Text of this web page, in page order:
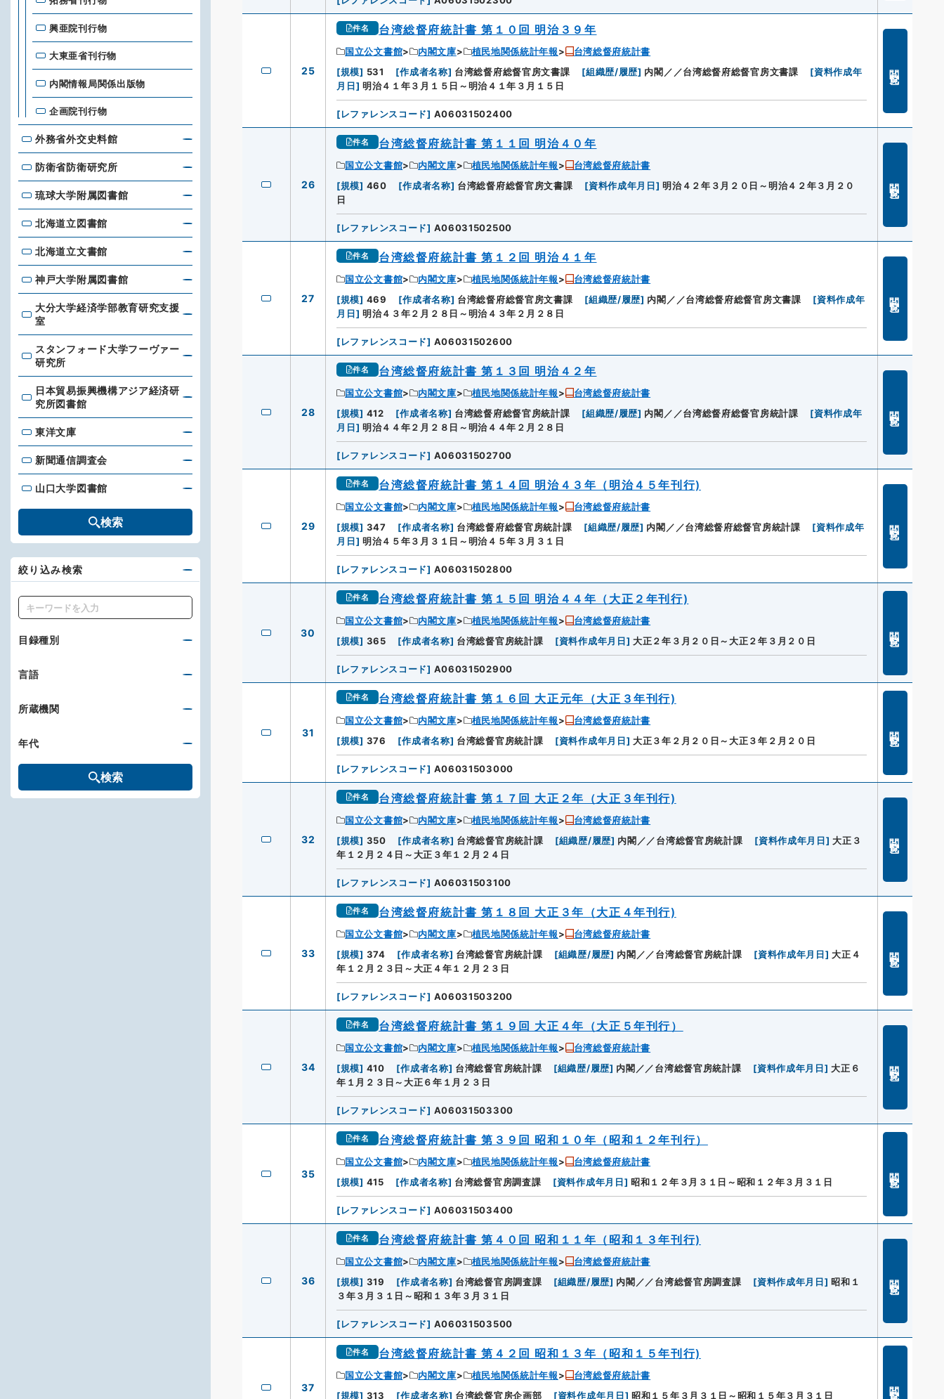
25
件名 台湾総督府統計書 第１０回 明治３９年
国立公文書館 内閣文庫 植民地関係統計年報
台湾総督府統計書
[規模] 531 [作成者名称] 台湾総督府総督官房文書課 [組織歴/履歴] 内閣／／台湾総督府総督官房文書課 [資料作成年
月日] 明治４１年３月１５日～明治４１年３月１５日
[レファレンスコード] A06031502400
26
件名 台湾総督府統計書 第１１回 明治４０年
国立公文書館 内閣文庫 植民地関係統計年報
台湾総督府統計書
[規模] 460 [作成者名称] 台湾総督府総督官房文書課 [資料作成年月日] 明治４２年３月２０日～明治４２年３月２０
日
[レファレンスコード] A06031502500
27
件名 台湾総督府統計書 第１２回 明治４１年
国立公文書館 内閣文庫 植民地関係統計年報
台湾総督府統計書
[規模] 469 [作成者名称] 台湾総督府総督官房文書課 [組織歴/履歴] 内閣／／台湾総督府総督官房文書課 [資料作成年
月日] 明治４３年２月２８日～明治４３年２月２８日
[レファレンスコード] A06031502600
28
件名 台湾総督府統計書 第１３回 明治４２年
国立公文書館 内閣文庫 植民地関係統計年報
台湾総督府統計書
[規模] 412 [作成者名称] 台湾総督府総督官房統計課 [組織歴/履歴] 内閣／／台湾総督府総督官房統計課 [資料作成年
月日] 明治４４年２月２８日～明治４４年２月２８日
[レファレンスコード] A06031502700
29
件名 台湾総督府統計書 第１４回 明治４３年（明治４５年刊行)
国立公文書館 内閣文庫 植民地関係統計年報
台湾総督府統計書
[規模] 347 [作成者名称] 台湾総督府総督官房統計課 [組織歴/履歴] 内閣／／台湾総督府総督官房統計課 [資料作成年
月日] 明治４５年３月３１日～明治４５年３月３１日
[レファレンスコード] A06031502800
30
件名 台湾総督府統計書 第１５回 明治４４年（大正２年刊行)
国立公文書館 内閣文庫 植民地関係統計年報
台湾総督府統計書
[規模] 365 [作成者名称] 台湾総督官房統計課 [資料作成年月日] 大正２年３月２０日～大正２年３月２０日
[レファレンスコード] A06031502900
31
件名 台湾総督府統計書 第１６回 大正元年（大正３年刊行)
国立公文書館 内閣文庫 植民地関係統計年報
台湾総督府統計書
[規模] 376 [作成者名称] 台湾総督官房統計課 [資料作成年月日] 大正３年２月２０日～大正３年２月２０日
[レファレンスコード] A06031503000
32
件名 台湾総督府統計書 第１７回 大正２年（大正３年刊行)
国立公文書館 内閣文庫 植民地関係統計年報
台湾総督府統計書
[規模] 350 [作成者名称] 台湾総督官房統計課 [組織歴/履歴] 内閣／／台湾総督官房統計課 [資料作成年月日] 大正３
年１２月２４日～大正３年１２月２４日
[レファレンスコード] A06031503100
33
件名 台湾総督府統計書 第１８回 大正３年（大正４年刊行)
国立公文書館 内閣文庫 植民地関係統計年報
台湾総督府統計書
[規模] 374 [作成者名称] 台湾総督官房統計課 [組織歴/履歴] 内閣／／台湾総督官房統計課 [資料作成年月日] 大正４
年１２月２３日～大正４年１２月２３日
[レファレンスコード] A06031503200
34
件名 台湾総督府統計書 第１９回 大正４年（大正５年刊行）
国立公文書館 内閣文庫 植民地関係統計年報
台湾総督府統計書
[規模] 410 [作成者名称] 台湾総督官房統計課 [組織歴/履歴] 内閣／／台湾総督官房統計課 [資料作成年月日] 大正６
年１月２３日～大正６年１月２３日
[レファレンスコード] A06031503300
35
件名 台湾総督府統計書 第３９回 昭和１０年（昭和１２年刊行）
国立公文書館 内閣文庫 植民地関係統計年報
台湾総督府統計書
[規模] 415 [作成者名称] 台湾総督官房調査課 [資料作成年月日] 昭和１２年３月３１日～昭和１２年３月３１日
[レファレンスコード] A06031503400
36
件名 台湾総督府統計書 第４０回 昭和１１年（昭和１３年刊行)
国立公文書館 内閣文庫 植民地関係統計年報
台湾総督府統計書
[規模] 319 [作成者名称] 台湾総督官房調査課 [組織歴/履歴] 内閣／／台湾総督官房調査課 [資料作成年月日] 昭和１
３年３月３１日～昭和１３年３月３１日
[レファレンスコード] A06031503500
37
件名 台湾総督府統計書 第４２回 昭和１３年（昭和１５年刊行)
国立公文書館 内閣文庫 植民地関係統計年報
台湾総督府統計書
[規模] 313 [作成者名称] 台湾総督官房企画部 [資料作成年月日] 昭和１５年３月３１日～昭和１５年３月３１日
興亜院刊行物
大東亜省刊行物
内閣情報局関係出版物
企画院刊行物
外務省外交史料館
外務省外交史料館
防衛省防衛研究所
防衛省防衛研究所
琉球大学附属図書館
琉球大学附属図書館
北海道立図書館
北海道立図書館
北海道立文書館
北海道立文書館
神戸大学附属図書館
神戸大学附属図書館
大分大学経済学部教育研究支援室
大分大学経済学部教育研究支援
室
スタンフォード大学フーヴァー研究所
スタンフォード大学フーヴァー
研究所
日本貿易振興機構アジア経済研究所図書館
日本貿易振興機構アジア経済研
究所図書館
東洋文庫
東洋文庫
新聞通信調査会
新聞通信調査会
山口大学図書館
山口大学図書館
検索
絞り込み検索
キーワード
目録種別
言語
所蔵機関
年代
検索